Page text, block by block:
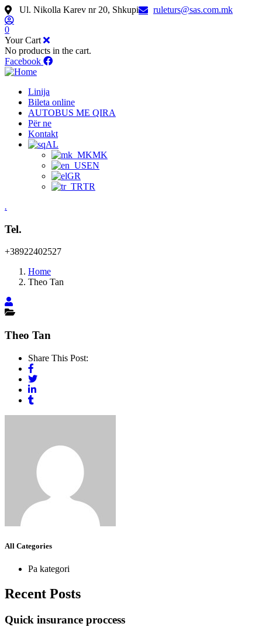
Ul. Nikolla Karev nr 20, Shkupi
ruleturs@sas.com.mk
0
Your Cart
No products in the cart.
Facebook
Linija
Bileta online
AUTOBUS ME QIRA
Për ne
Kontakt
AL
MK
EN
GR
TR
.
Tel.
+38922402527
Home
Theo Tan
Theo Tan
Share This Post:
All Categories
Pa kategori
Recent Posts
Quick insurance proccess